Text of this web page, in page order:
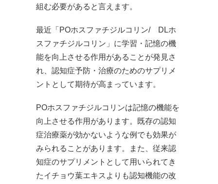
組む必要があると言えます。
最近「POホスファチジルコリン/ DLホ
スファチジルコリン」に学習・記憶の機
能を向上させる作用があることが発見さ
れ、認知症予防・治療のためのサプリメ
ントとして期待が高まっています。
POホスファチジルコリンは記憶の機能を
向上させる作用があります。既存の認知
症治療薬が効かないような例でも効果が
みられることがあります。また、従来認
知症のサプリメントとして用いられてき
たイチョウ葉エキスよりも認知機能の改